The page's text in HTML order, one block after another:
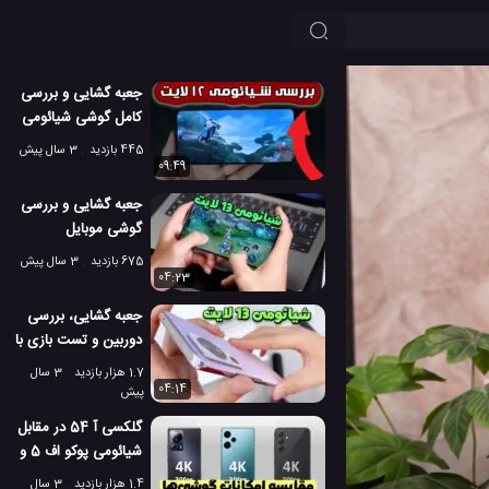
جعبه گشایی و بررسی
کامل گوشی شیائومی
12 لایت 5G
445 بازدید
3 سال پیش
09:49
جعبه گشایی و بررسی
گوشی موبایل
شیائومی 13 لایت!
675 بازدید
3 سال پیش
04:23
جعبه گشایی، بررسی
دوربین و تست بازی با
شیائومی 13 لایت!
1.7 هزار بازدید
3 سال
پیش
04:14
گلکسی آ 54 در مقابل
شیائومی پوکو اف 5 و
شیائومی 13 لایت
1.4 هزار بازدید
3 سال